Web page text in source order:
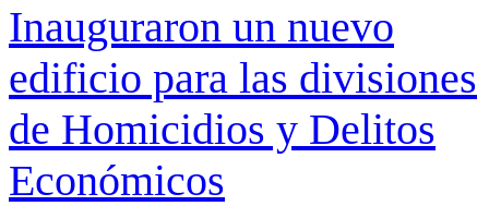
Inauguraron un nuevo
edificio para las divisiones
de Homicidios y Delitos
Económicos